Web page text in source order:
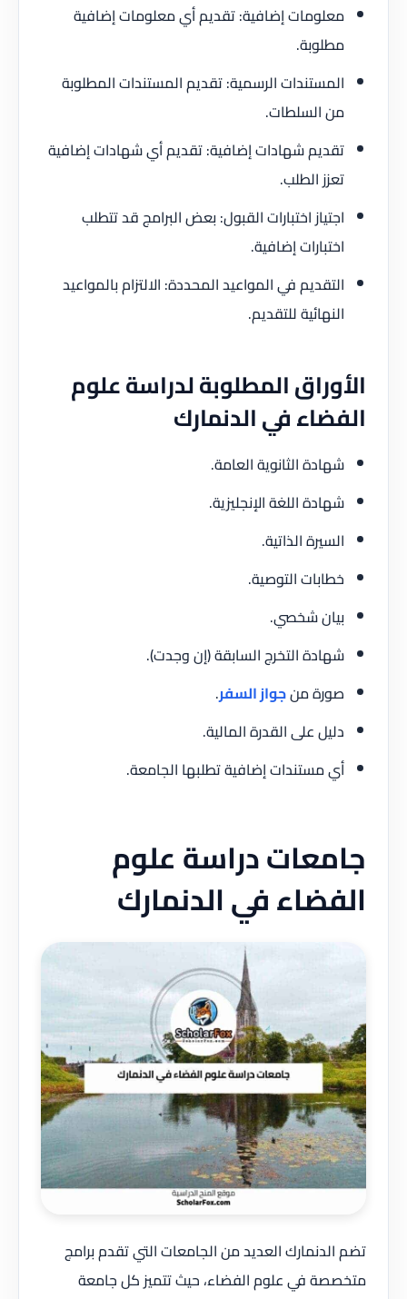
معلومات إضافية: تقديم أي معلومات إضافية
مطلوبة.
المستندات الرسمية: تقديم المستندات المطلوبة
من السلطات.
تقديم شهادات إضافية: تقديم أي شهادات إضافية
تعزز الطلب.
اجتياز اختبارات القبول: بعض البرامج قد تتطلب
اختبارات إضافية.
التقديم في المواعيد المحددة: الالتزام بالمواعيد
النهائية للتقديم.
الأوراق المطلوبة لدراسة علوم
الفضاء في الدنمارك
شهادة الثانوية العامة.
شهادة اللغة الإنجليزية.
السيرة الذاتية.
خطابات التوصية.
بيان شخصي.
شهادة التخرج السابقة (إن وجدت).
صورة منجواز السفر.
دليل على القدرة المالية.
أي مستندات إضافية تطلبها الجامعة.
جامعات دراسة علوم
الفضاء في الدنمارك
تضم الدنمارك العديد من الجامعات التي تقدم برامج
متخصصة في علوم الفضاء، حيث تتميز كل جامعة